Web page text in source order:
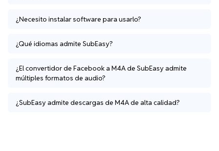
¿Necesito instalar software para usarlo?
¿Qué idiomas admite SubEasy?
¿El convertidor de Facebook a M4A de SubEasy admite
múltiples formatos de audio?
¿SubEasy admite descargas de M4A de alta calidad?